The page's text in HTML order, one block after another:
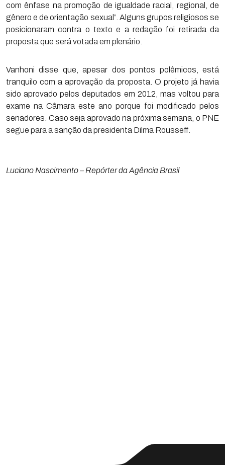
com ênfase na promoção de igualdade racial, regional, de
gênero e de orientação sexual”. Alguns grupos religiosos se
posicionaram contra o texto e a redação foi retirada da
proposta que será votada em plenário.
Vanhoni disse que, apesar dos pontos polêmicos, está
tranquilo com a aprovação da proposta. O projeto já havia
sido aprovado pelos deputados em 2012, mas voltou para
exame na Câmara este ano porque foi modificado pelos
senadores. Caso seja aprovado na próxima semana, o PNE
segue para a sanção da presidenta Dilma Rousseff.
Luciano Nascimento – Repórter da Agência Brasil